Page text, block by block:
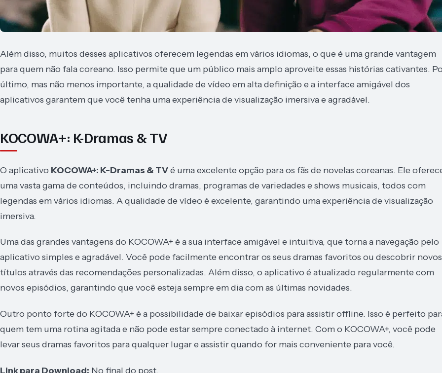
Além disso, muitos desses aplicativos oferecem legendas em vários idiomas, o que é uma grande vantagem
para quem não fala coreano. Isso permite que um público mais amplo aproveite essas histórias cativantes.
último, mas não menos importante, a qualidade de vídeo em alta definição e a interface amigável dos
aplicativos garantem que você tenha uma experiência de visualização imersiva e agradável.
KOCOWA+: K-Dramas & TV
O aplicativo KOCOWA+: K-Dramas & TVé uma excelente opção para os fãs de novelas coreanas. Ele
uma vasta gama de conteúdos, incluindo dramas, programas de variedades e shows musicais, todos com
legendas em vários idiomas. A qualidade de vídeo é excelente, garantindo uma experiência de visualização
imersiva.
Uma das grandes vantagens do KOCOWA+ é a sua interface amigável e intuitiva, que torna a navegação pelo
aplicativo simples e agradável. Você pode facilmente encontrar os seus dramas favoritos ou descobrir novos
títulos através das recomendações personalizadas. Além disso, o aplicativo é atualizado regularmente com
novos episódios, garantindo que você esteja sempre em dia com as últimas novidades.
Outro ponto forte do KOCOWA+ é a possibilidade de baixar episódios para assistir offline. Isso é perfeito
quem tem uma rotina agitada e não pode estar sempre conectado à internet. Com o KOCOWA+, você pode
levar seus dramas favoritos para qualquer lugar e assistir quando for mais conveniente para você.
Link para Download: No final do post.